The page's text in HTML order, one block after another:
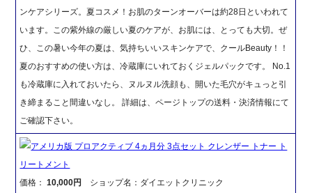
ンケアシリーズ。夏コスメ！お肌のターンオーバーは約28日といわれて
います。この紫外線の厳しい夏のケアが、お肌には、とっても大切。ぜ
ひ、この暑い今年の夏は、気持ちいいスキンケアで、クールBeauty！！
夏のおすすめの使い方は、冷蔵庫にいれておくジェルパックです。 No.1
も冷蔵庫に入れておいたら、ヌルヌル洗顔も、開いた毛穴がキュっと引
き締まること間違いなし。 詳細は、ページトップの送料・決済情報にて
ご確認下さい。
アメリカ版 プロアクティブ 4ヵ月分 3点セット クレンザー トナー ト
リートメント
価格：10,000円
ショップ名：ダイエットクリニック